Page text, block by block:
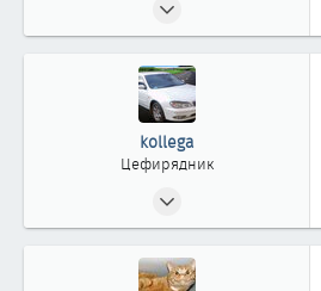
0
kollega
Цефирядник
156